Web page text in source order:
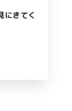
にきてく